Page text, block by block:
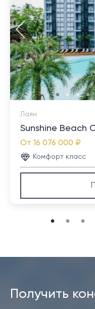
различные дорогие
выгодное
коммуникации и
продолжают
частных лиц, ищущих
инвестиционно-
Лаян
Sunshine Beach
От 16 076 000 ₽
Комфорт класс
Получить